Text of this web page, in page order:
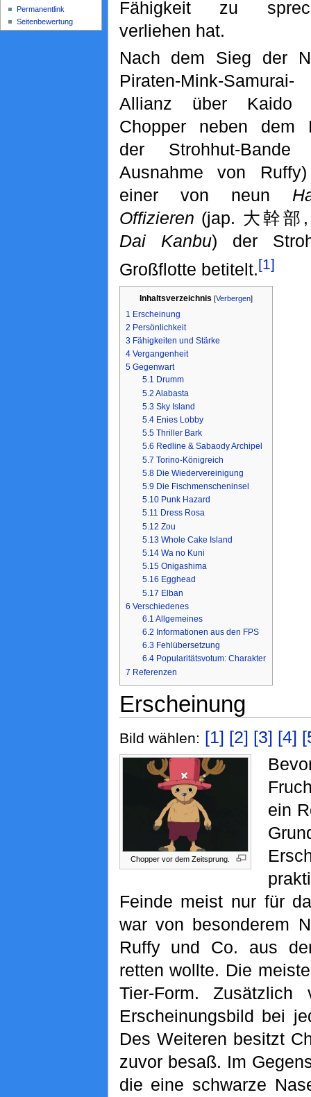
Fähigkeit zu
verliehen hat.
Nach dem Sieg der
Piraten-Mink-Samurai-
Allianz über Kaido
Chopper neben dem
der Strohhut-Bande
Ausnahme von
einer von neun
Offizieren (jap. 大幹部
Dai Kanbu) der
Großflotte betitelt.[1]
Inhaltsverzeichnis [Verbergen]
1 Erscheinung
2 Persönlichkeit
3 Fähigkeiten und Stärke
4 Vergangenheit
5 Gegenwart
5.1 Drumm
5.2 Alabasta
5.3 Sky Island
5.4 Enies Lobby
5.5 Thriller Bark
5.6 Redline & Sabaody Archipel
5.7 Torino-Königreich
5.8 Die Wiedervereinigung
5.9 Die Fischmenscheninsel
5.10 Punk Hazard
5.11 Dress Rosa
5.12 Zou
5.13 Whole Cake Island
5.14 Wa no Kuni
5.15 Onigashima
5.16 Egghead
5.17 Elban
6 Verschiedenes
6.1 Allgemeines
6.2 Informationen aus den FPS
6.3 Fehlübersetzung
6.4 Popularitätsvotum: Charakter
7 Referenzen
Erscheinung
Bild wählen: [1] [2] [3] [4]
Chopper vor dem Zeitsprung.
ein
Feinde meist nur für
war von besonderem
Ruffy und Co. aus
retten wollte. Die
Tier-Form.
Erscheinungsbild bei
Des Weiteren besitzt
zuvor besaß. Im
die eine schwarze
Permanentlink
Seitenbewertung